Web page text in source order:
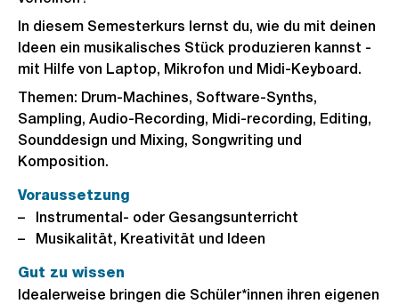
In diesem Semesterkurs lernst du, wie du mit deinen
Ideen ein musikalisches Stück produzieren kannst -
mit Hilfe von Laptop, Mikrofon und Midi-Keyboard.
Themen: Drum-Machines, Software-Synths,
Sampling, Audio-Recording, Midi-recording, Editing,
Sounddesign und Mixing, Songwriting und
Komposition.
Voraussetzung
Instrumental- oder Gesangsunterricht
Musikalität, Kreativität und Ideen
Gut zu wissen
Idealerweise bringen die Schüler*innen ihren eigenen